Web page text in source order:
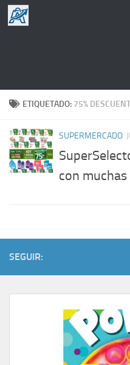
Saltar al contenido
ETIQUETADO: 75%
SUPERMERCADO
con
SEGUIR: